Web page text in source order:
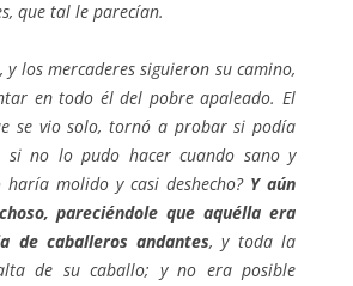
que tal le parecían.
y los mercaderes siguieron su camino,
en todo él del pobre apaleado. El
se vio solo, tornó a probar si podía
si no lo pudo hacer cuando sano y
haría molido y casi deshecho?Y aún
pareciéndole que aquélla era
de caballeros andantes, y toda la
de su caballo; y no era posible